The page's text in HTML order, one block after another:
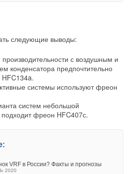
на фреоне HFC407с
следующие выводы:
с воздушным и
конденсатора предпочтительно
системы используют фреон
систем небольшой
подходит фреон HFC407с.
VRF в России? Факты и прогнозы
2020